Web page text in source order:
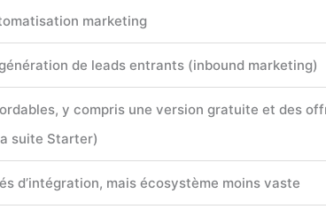
marketing
de leads entrants (inbound marketing)
y compris une version gratuite et des
suite Starter)
d’intégration, mais écosystème moins vaste